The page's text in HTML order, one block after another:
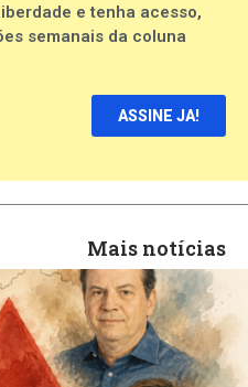
e tenha acesso,
semanais da coluna
ASSINE JA!
Mais notícias